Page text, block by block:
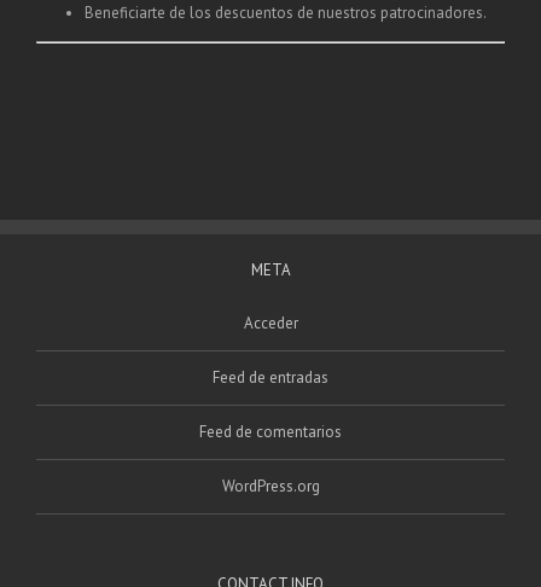
Beneficiarte de los descuentos de nuestros patrocinadores.
META
Acceder
Feed de entradas
Feed de comentarios
WordPress.org